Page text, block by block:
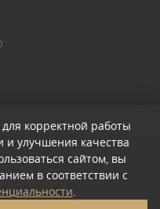
СВЕТИЛЬНИКОВ.
корректной работы
и улучшения качества
сайтом, вы
в соответствии с
.